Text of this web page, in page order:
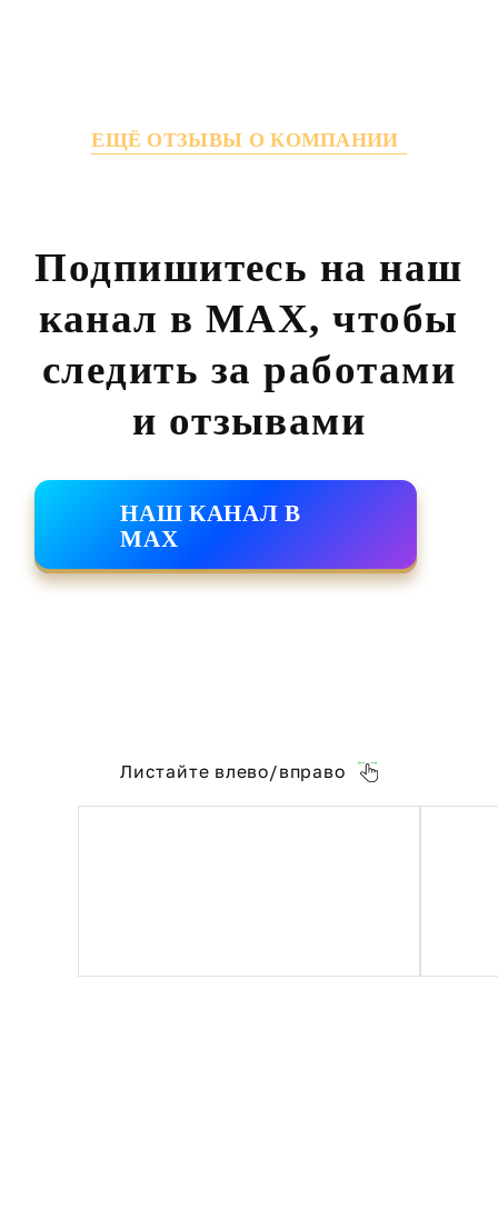
ЕЩЁ ОТЗЫВЫ О КОМПАНИИ
Подпишитесь на наш
канал в MAX, чтобы
следить за работами
и отзывами
НАШ КАНАЛ В
MAX
Листайте влево/вправо